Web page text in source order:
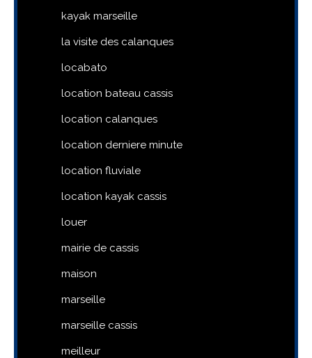
kayak marseille
la visite des calanques
locabato
location bateau cassis
location calanques
location derniere minute
location fluviale
location kayak cassis
louer
mairie de cassis
maison
marseille
marseille cassis
meilleur